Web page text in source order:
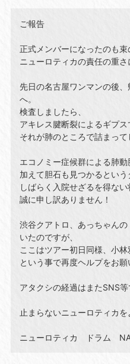
ご報告
正式メンバーになったのも束
ニューロティカの責任の重さ
先日の名古屋ワンマンの後
へ。
検査しましたら、
アキレス腱断裂によるギプス
それが肺のところで詰まって
エコノミー症候群による肺動
加えて胆石も見つかるとい
しばらく入院せざるを得ない
誠に申し訳ありません！
渋谷クアトロ、あっちゃん
いたのですが、
ここはツアー初日同様、小
という事で再度ヘルプをお願
アタクシの経過はまたSNS等
止まらないニューロティカ
ニューロティカ ドラム